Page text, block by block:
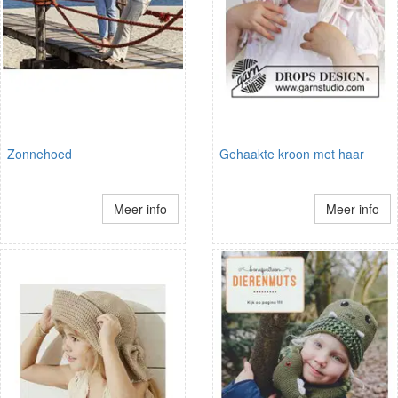
Zonnehoed
Meer info
Gehaakte kroon met haar
Meer info